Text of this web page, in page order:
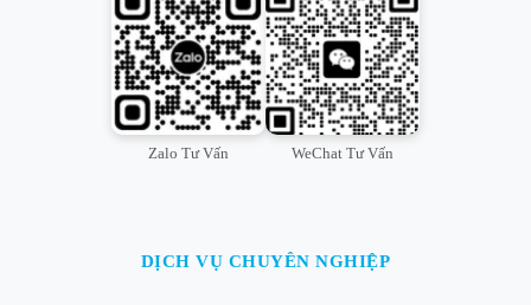
Zalo Tư Vấn WeChat Tư Vấn
DỊCH VỤ CHUYÊN NGHIỆP